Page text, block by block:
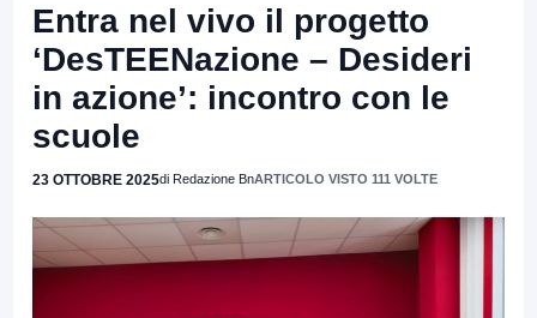
Entra nel vivo il progetto
‘DesTEENazione – Desideri
in azione’: incontro con le
scuole
23 OTTOBRE 2025di Redazione BnARTICOLO VISTO 111 VOLTE